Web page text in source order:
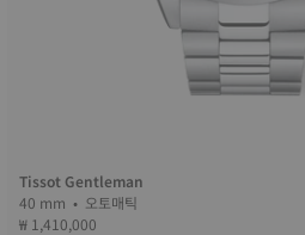
Tissot Gentleman
40 mm • 오토매틱
₩ 1,410,000